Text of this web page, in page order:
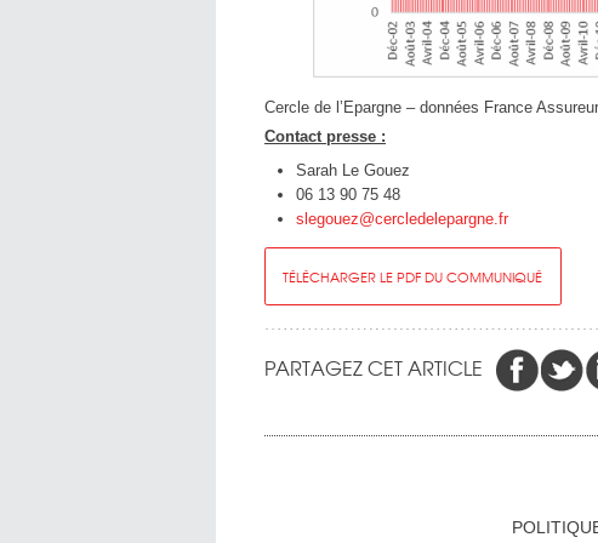
Cercle de l’Epargne – données France
Contact presse :
Sarah Le Gouez
06 13 90 75 48
slegouez@cercledelepargne.fr
TÉLÉCHARGER LE PDF DU COMMUNIQUÉ
PARTAGEZ CET ARTICLE